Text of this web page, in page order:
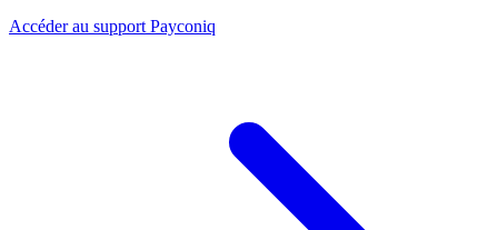
Accéder au support Payconiq